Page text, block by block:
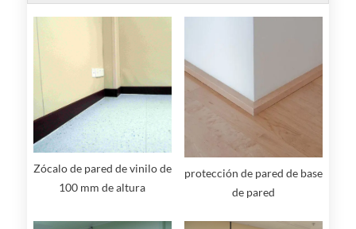
Zócalo de pared de vinilo de
100 mm de altura
protección de pared de base
de pared